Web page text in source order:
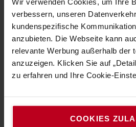
verbessern, unseren
kundenspezifische
anzubieten. Die Webseite kann
relevante Werbung außerhalb der
anzuzeigen. Klicken Sie auf
zu erfahren und Ihre Cookie-
COOKIES
Über Toyota
Karriere
Darum Toyota!
Presse und News